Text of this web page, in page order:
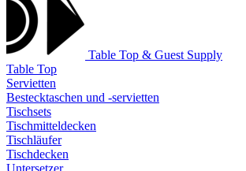
Table Top & Guest Supply
Table Top
Servietten
Bestecktaschen und -servietten
Tischsets
Tischmitteldecken
Tischläufer
Tischdecken